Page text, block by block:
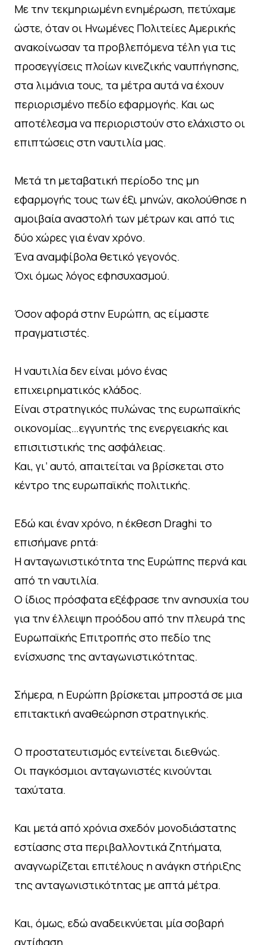
Με την τεκμηριωμένη ενημέρωση, πετύχαμε
ώστε, όταν οι Ηνωμένες Πολιτείες Αμερικής
ανακοίνωσαν τα προβλεπόμενα τέλη για τις
προσεγγίσεις πλοίων κινεζικής ναυπήγησης,
στα λιμάνια τους, τα μέτρα αυτά να έχουν
περιορισμένο πεδίο εφαρμογής. Και ως
αποτέλεσμα να περιοριστούν στο ελάχιστο οι
επιπτώσεις στη ναυτιλία μας.
Μετά τη μεταβατική περίοδο της μη
εφαρμογής τους των έξι μηνών, ακολούθησε η
αμοιβαία αναστολή των μέτρων και από τις
δύο χώρες για έναν χρόνο.
Ένα αναμφίβολα θετικό γεγονός.
Όχι όμως λόγος εφησυχασμού.
Όσον αφορά στην Ευρώπη, ας είμαστε
πραγματιστές.
Η ναυτιλία δεν είναι μόνο ένας
επιχειρηματικός κλάδος.
Είναι στρατηγικός πυλώνας της ευρωπαϊκής
οικονομίας…εγγυητής της ενεργειακής και
επισιτιστικής της ασφάλειας.
Και, γι’ αυτό, απαιτείται να βρίσκεται στο
κέντρο της ευρωπαϊκής πολιτικής.
Εδώ και έναν χρόνο, η έκθεση Draghi το
επισήμανε ρητά:
Η ανταγωνιστικότητα της Ευρώπης περνά και
από τη ναυτιλία.
Ο ίδιος πρόσφατα εξέφρασε την ανησυχία του
για την έλλειψη προόδου από την πλευρά της
Ευρωπαϊκής Επιτροπής στο πεδίο της
ενίσχυσης της ανταγωνιστικότητας.
Σήμερα, η Ευρώπη βρίσκεται μπροστά σε μια
επιτακτική αναθεώρηση στρατηγικής.
Ο προστατευτισμός εντείνεται διεθνώς.
Οι παγκόσμιοι ανταγωνιστές κινούνται
ταχύτατα.
Και μετά από χρόνια σχεδόν μονοδιάστατης
εστίασης στα περιβαλλοντικά ζητήματα,
αναγνωρίζεται επιτέλους η ανάγκη στήριξης
της ανταγωνιστικότητας με απτά μέτρα.
Και, όμως, εδώ αναδεικνύεται μία σοβαρή